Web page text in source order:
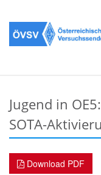
Jugend in
SOTA-
Download PDF